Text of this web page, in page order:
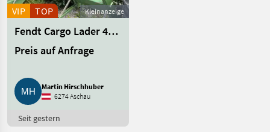
Traktorzubehoer
Fendt
Hauer
Kleinanzeige
VIP TOP
Fendt Cargo Lader 4X85
Preis auf Anfrage
Martin Hirschhuber
6274 Aschau
Seit gestern